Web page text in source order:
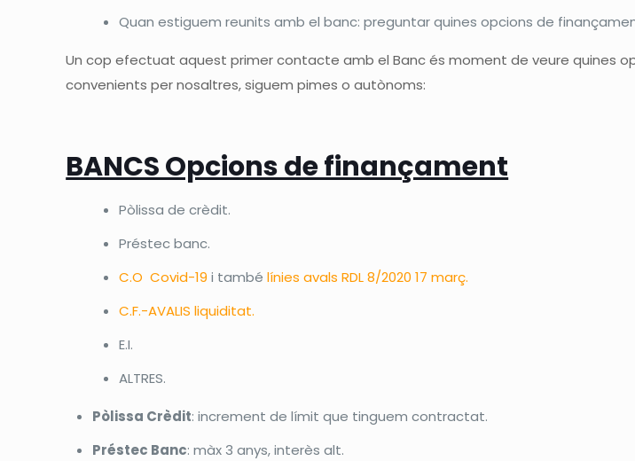
Quan estiguem reunits amb el banc: preguntar quines opcions de
Un cop efectuat aquest primer contacte amb el Banc és moment de veure quines
convenients per nosaltres, siguem pimes o autònoms:
BANCS Opcions de finançament
Pòlissa de crèdit.
Préstec banc.
C.O Covid-19 i tambélínies avals RDL 8/2020 17 març.
C.F.-AVALIS liquiditat.
E.I.
ALTRES.
Pòlissa Crèdit: increment de límit que tinguem contractat.
Préstec Banc: màx 3 anys, interès alt.